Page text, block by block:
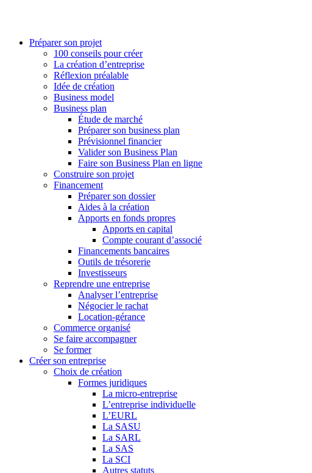
Préparer son projet
100 conseils pour créer
La création d’entreprise
Réflexion préalable
Idée de création
Business model
Business plan
Étude de marché
Préparer son business plan
Prévisionnel financier
Valider son Business Plan
Faire son Business Plan en ligne
Construire son projet
Financement
Préparer son dossier
Aides à la création
Apports en fonds propres
Apports en capital
Compte courant d’associé
Financements bancaires
Outils de trésorerie
Investisseurs
Reprendre une entreprise
Analyser l’entreprise
Négocier le rachat
Location-gérance
Commerce organisé
Se faire accompagner
Se former
Créer son entreprise
Choix de création
Formes juridiques
La micro-entreprise
L’entreprise individuelle
L’EURL
La SASU
La SARL
La SAS
La SCI
Autres statuts